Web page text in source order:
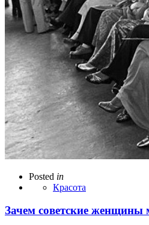
Posted in
Красота
Зачем советские